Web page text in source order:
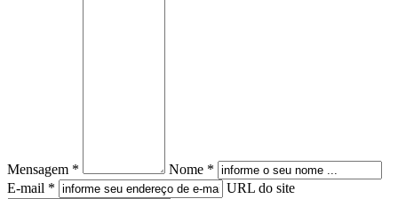
Mensagem *
Nome *
E-mail *
URL do site